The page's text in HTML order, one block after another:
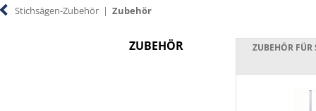
Stichsägen-Zubehör |Zubehör
ZUBEHÖR ZUBEHÖR FÜR